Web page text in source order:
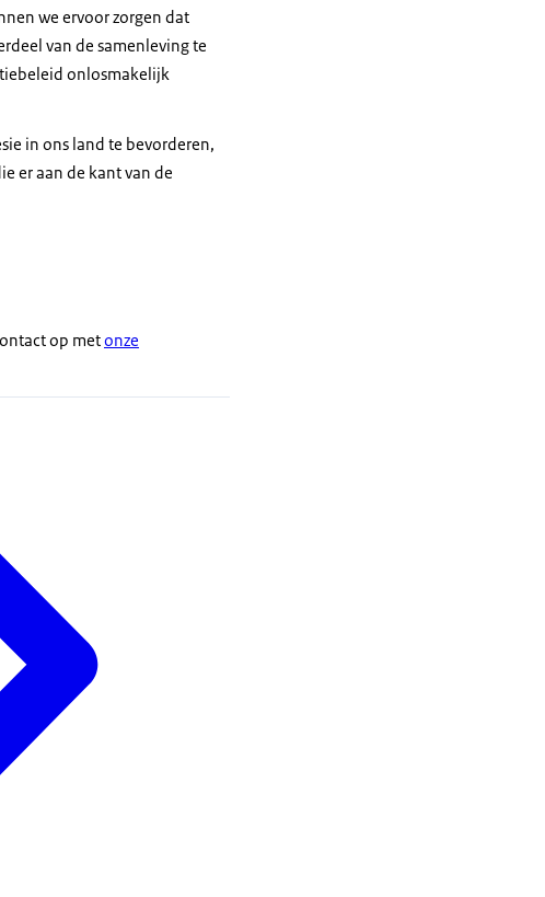
we ervoor zorgen dat
van de samenleving te
onlosmakelijk
in ons land te bevorderen,
er aan de kant van de
op metonze